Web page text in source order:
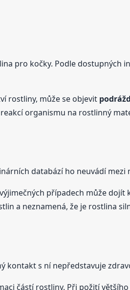
pro kočky. Podle dostupných
rostliny, může se objevit
organismu na rostlinný
databází ho neuvádí mezi
případech může
a neznamená, že je rostlina
kontakt s ní nepředstavuje
částí rostliny. Při požití